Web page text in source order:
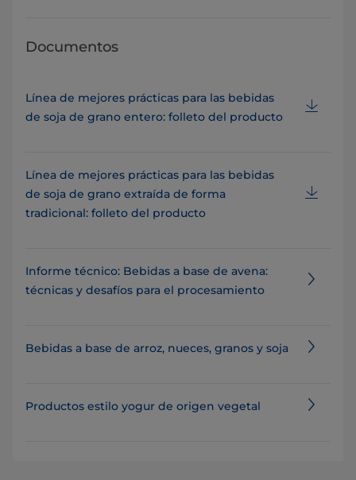
Documentos
Línea de mejores prácticas para las bebidas
de soja de grano entero: folleto del producto
Línea de mejores prácticas para las bebidas
de soja de grano extraída de forma
tradicional: folleto del producto
Informe técnico: Bebidas a base de avena:
técnicas y desafíos para el procesamiento
Bebidas a base de arroz, nueces, granos y soja
Productos estilo yogur de origen vegetal